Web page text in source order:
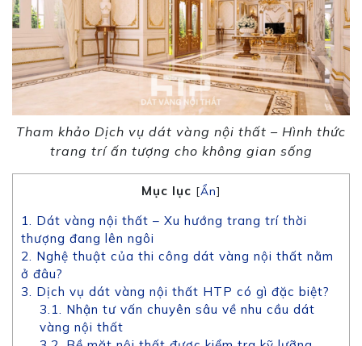
Tham khảo Dịch vụ dát vàng nội thất – Hình thức
trang trí ấn tượng cho không gian sống
Mục lục [Ẩn]
1. Dát vàng nội thất – Xu hướng trang trí thời
thượng đang lên ngôi
2. Nghệ thuật của thi công dát vàng nội thất nằm
ở đâu?
3. Dịch vụ dát vàng nội thất HTP có gì đặc biệt?
3.1. Nhận tư vấn chuyên sâu về nhu cầu dát
vàng nội thất